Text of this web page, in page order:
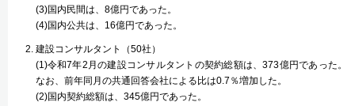
(3)国内民間は、8億円であった。
(4)国内公共は、16億円であった。
建設コンサルタント（50社）
(1)令和7年2月の建設コンサルタントの契約総額は、373億円であった。
なお、前年同月の共通回答会社による比は0.7％増加した。
(2)国内契約総額は、345億円であった。